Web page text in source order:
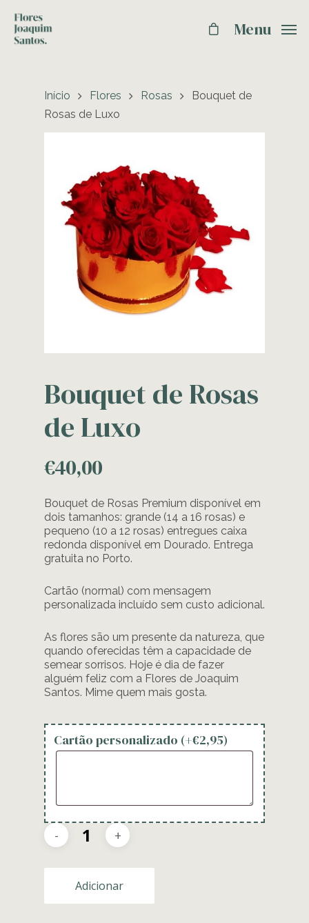
Menu
Início Flores Rosas
Bouquet de
Rosas de Luxo
Bouquet de Rosas
de Luxo
€40,00
Bouquet de Rosas Premium disponível em
dois tamanhos: grande (14 a 16 rosas) e
pequeno (10 a 12 rosas) entregues caixa
redonda disponível em Dourado. Entrega
gratuita no Porto.
Cartão (normal) com mensagem
personalizada incluído sem custo adicional.
As flores são um presente da natureza, que
quando oferecidas têm a capacidade de
semear sorrisos. Hoje é dia de fazer
alguém feliz com a Flores de Joaquim
Santos. Mime quem mais gosta.
Cartão personalizado (+€2,95)
Adicionar